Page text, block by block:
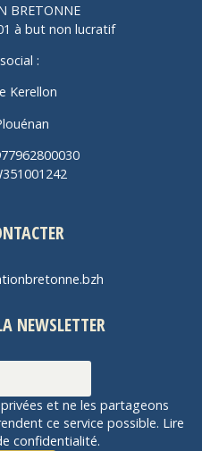
BRETONNE
à but non lucratif
:
Kerellon
NEWSLETTER
et ne les partageons
ce service possible. Lire
confidentialité.